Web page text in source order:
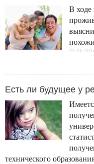
В ходе
Есть ли будущее у
технического